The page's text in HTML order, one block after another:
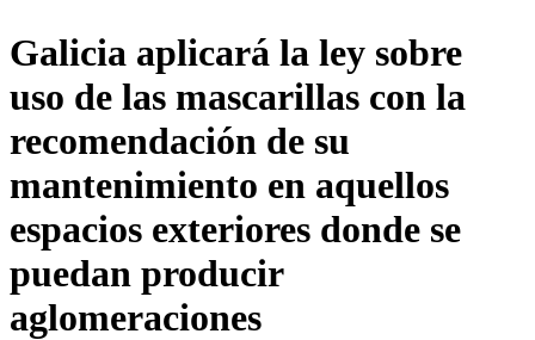
Galicia aplicará la ley sobre
uso de las mascarillas con la
recomendación de su
mantenimiento en aquellos
espacios exteriores donde se
puedan producir
aglomeraciones